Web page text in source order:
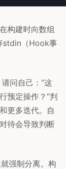
构建时向数组
stdin（Hook事
问自己：”这
预定操作？”判
更多迭代。自
待会导致判断
强制分离。构